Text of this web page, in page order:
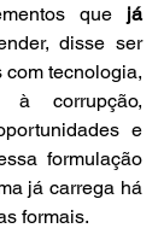
que já
disse ser
com tecnologia,
à corrupção,
e
formulação
já carrega há
formais.